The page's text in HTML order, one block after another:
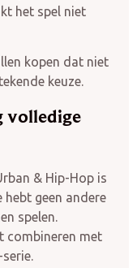
het spel niet
kopen dat niet
keuze.
volledige
& Hip-Hop is
geen andere
spelen.
combineren met